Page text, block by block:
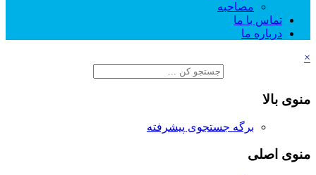
مصاحبه
تماس با ما
درباره ما
×
منوی بالا
برگه جستجوی پیشرفته
منوی اصلی